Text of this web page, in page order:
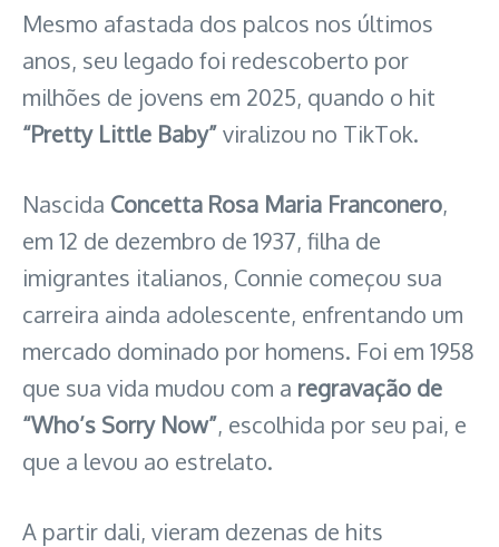
Mesmo afastada dos palcos nos últimos
anos, seu legado foi redescoberto por
milhões de jovens em 2025, quando o hit
“Pretty Little Baby”viralizou no TikTok.
Nascida Concetta Rosa Maria Franconero,
em 12 de dezembro de 1937, filha de
imigrantes italianos, Connie começou sua
carreira ainda adolescente, enfrentando um
mercado dominado por homens. Foi em 1958
que sua vida mudou com a regravação de
“Who’s Sorry Now”, escolhida por seu pai, e
que a levou ao estrelato.
A partir dali, vieram dezenas de hits